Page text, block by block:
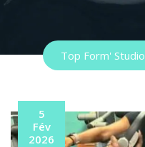
Top Form' Studio
5
Fév
2026